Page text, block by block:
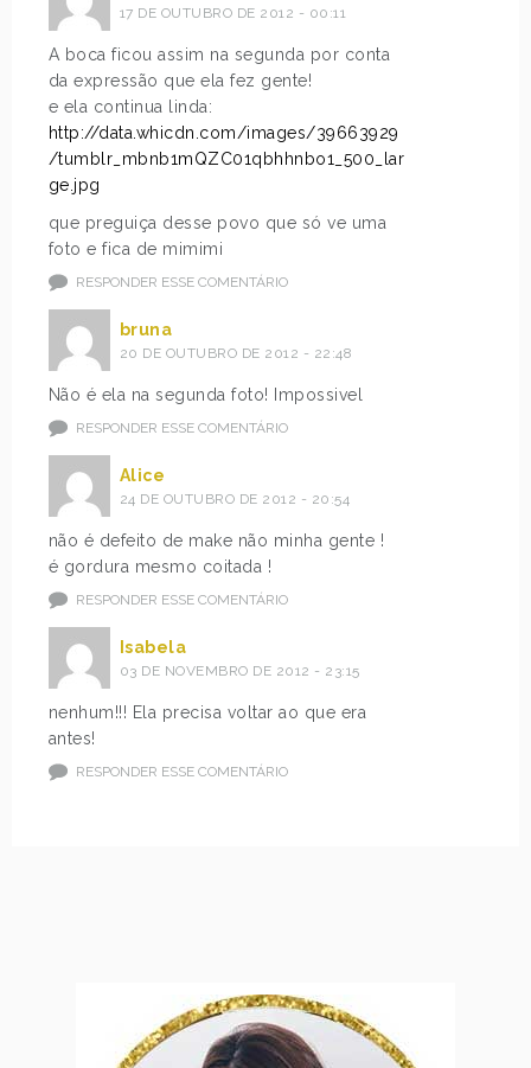
17 DE OUTUBRO DE 2012 - 00:11
A boca ficou assim na segunda por conta
da expressão que ela fez gente!
e ela continua linda:
http://data.whicdn.com/images/39663929
/tumblr_mbnb1mQZC01qbhhnbo1_500_lar
ge.jpg
que preguiça desse povo que só ve uma
foto e fica de mimimi
RESPONDER ESSE COMENTÁRIO
bruna
20 DE OUTUBRO DE 2012 - 22:48
Não é ela na segunda foto! Impossivel
RESPONDER ESSE COMENTÁRIO
Alice
24 DE OUTUBRO DE 2012 - 20:54
não é defeito de make não minha gente !
é gordura mesmo coitada !
RESPONDER ESSE COMENTÁRIO
Isabela
03 DE NOVEMBRO DE 2012 - 23:15
nenhum!!! Ela precisa voltar ao que era
antes!
RESPONDER ESSE COMENTÁRIO